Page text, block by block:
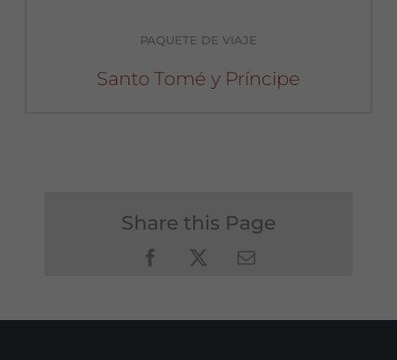
PAQUETE DE VIAJE
Santo Tomé y Príncipe
Share this Page
Facebook Email